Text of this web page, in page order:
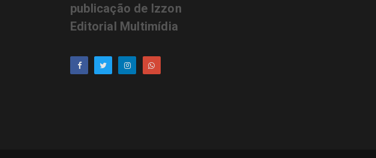
publicação de Izzon
Editorial Multimídia